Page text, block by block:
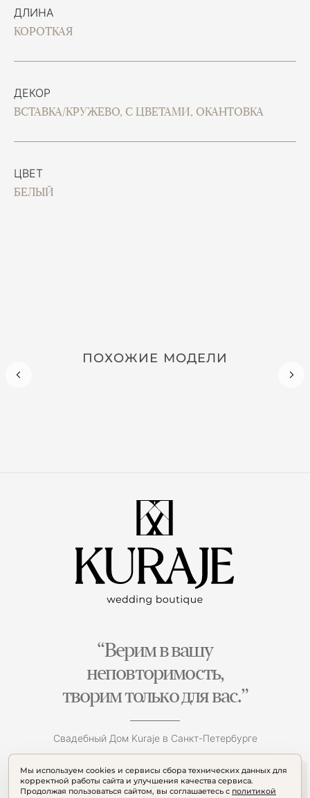
ДЛИНА
КОРОТКАЯ
ДЕКОР
ВСТАВКА/КРУЖЕВО, С ЦВЕТАМИ, ОКАНТОВКА
ЦВЕТ
БЕЛЫЙ
ПОХОЖИЕ МОДЕЛИ
Мы используем cookies и сервисы сбора технических данных для
корректной работы сайта и улучшения качества сервиса.
Продолжая пользоваться сайтом, вы соглашаетесь с политикой
“Верим в вашу
неповторимость,
творим только для вас.”
Свадебный Дом Kuraje в Санкт-Петербурге